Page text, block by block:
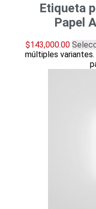
Etiqueta
Papel
$143,000.00
múltiples